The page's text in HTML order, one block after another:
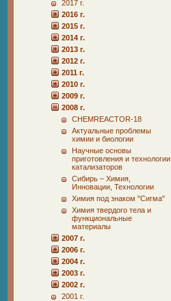
2017 г.
2016 г.
2015 г.
2014 г.
2013 г.
2012 г.
2011 г.
2010 г.
2009 г.
2008 г.
CHEMREACTOR-18
Актуальные проблемы
химии и биологии
Научные основы
приготовления и технологии
катализаторов
Сибирь – Химия,
Инновации, Технологии
Химия под знаком "Сигма"
Химия твердого тела и
функциональные
материалы
2007 г.
2006 г.
2004 г.
2003 г.
2002 г.
2001 г.